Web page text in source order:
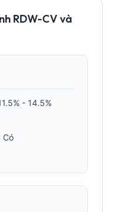
RDW-CV và
- 14.5%
Có